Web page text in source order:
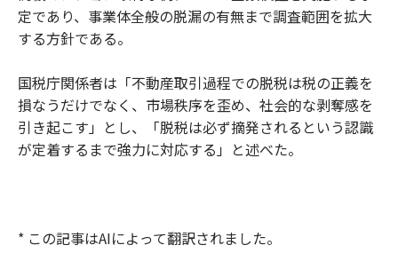
定であり、事業体全般の脱漏の有無まで調査範囲を拡大
する方針である。
国税庁関係者は「不動産取引過程での脱税は税の正義を
損なうだけでなく、市場秩序を歪め、社会的な剥奪感を
引き起こす」とし、「脱税は必ず摘発されるという認識
が定着するまで強力に対応する」と述べた。
* この記事はAIによって翻訳されました。